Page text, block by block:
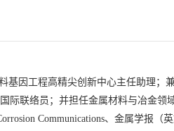
基因工程高精尖创新中心主任助理；
联络员；并担任金属材料与冶金领
Communications、金属学报